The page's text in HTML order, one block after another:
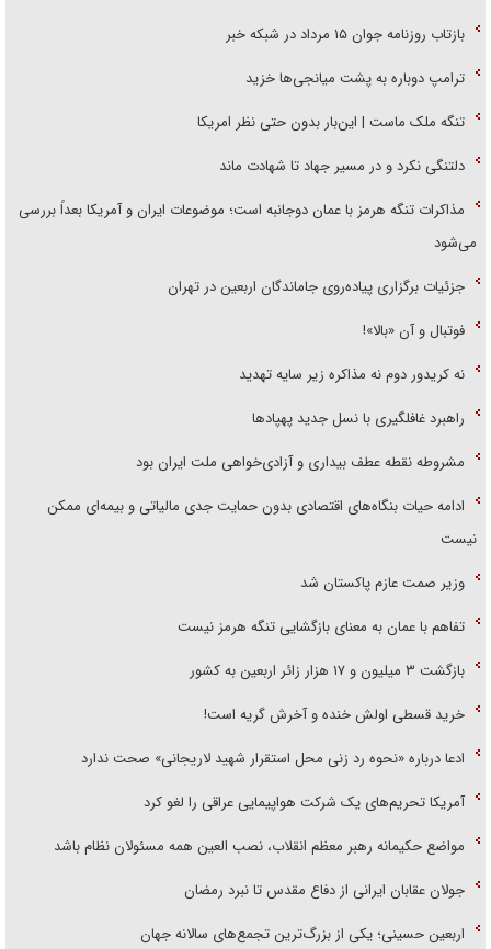
بازتاب روزنامه جوان ۱۵ مرداد در شبکه خبر
ترامپ دوباره به پشت میانجی‌ها خزید
تنگه ملک ماست | این‌بار بدون حتی نظر امریکا
دلتنگی نکرد و در مسیر جهاد تا شهادت ماند
مذاکرات تنگه هرمز با عمان دوجانبه است؛ موضوعات ایران و آمریکا بعداً بررسی
می‌شود
جزئیات برگزاری پیاده‌روی جاماندگان اربعین در تهران
فوتبال و آن «بالا»!
نه کریدور دوم نه مذاکره زیر سایه تهدید
راهبرد غافلگیری با نسل جدید پهپاد‌ها
مشروطه نقطه عطف بیداری و آزادی‌خواهی ملت ایران بود
ادامه حیات بنگاه‌های اقتصادی بدون حمایت جدی مالیاتی و بیمه‌ای ممکن
نیست
وزیر صمت عازم پاکستان شد
تفاهم با عمان به معنای بازگشایی تنگه هرمز نیست
بازگشت ۳ میلیون و ۱۷ هزار زائر اربعین به کشور
خرید قسطی اولش خنده و آخرش گریه است!
ادعا درباره «نحوه رد زنی محل استقرار شهید لاریجانی» صحت ندارد
آمریکا تحریم‌های یک شرکت هواپیمایی عراقی را لغو کرد
مواضع حکیمانه رهبر معظم انقلاب، نصب العین همه مسئولان نظام باشد
جولان عقابان ایرانی از دفاع مقدس تا نبرد رمضان
اربعین حسینی؛ یکی از بزرگ‌ترین تجمع‌های سالانه جهان